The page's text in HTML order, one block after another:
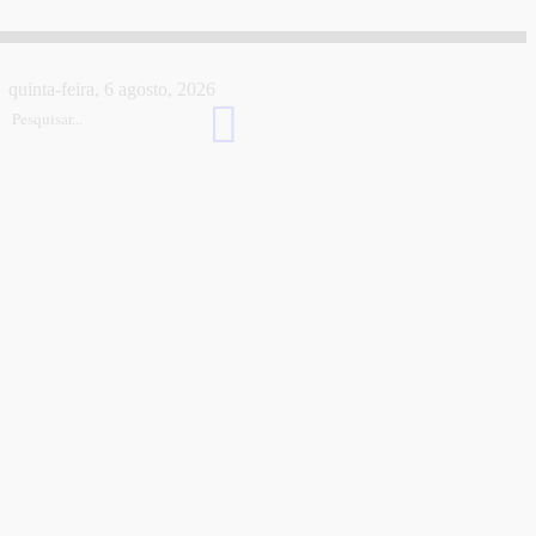
quinta-feira, 6 agosto, 2026